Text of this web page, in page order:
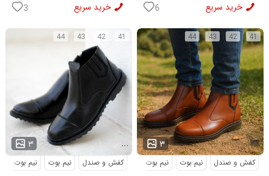
خرید سریع 3 خرید سریع 6
41
42
43
44
۳ ...
کفش و صندل نیم بوت نیم بوت
41
42
43
44
۳
کفش و صندل نیم بوت نیم بوت مردانه